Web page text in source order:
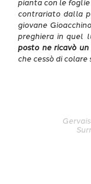
contrariato dalla
giovane
preghiera in quel
posto ne ricavò
che cessò di